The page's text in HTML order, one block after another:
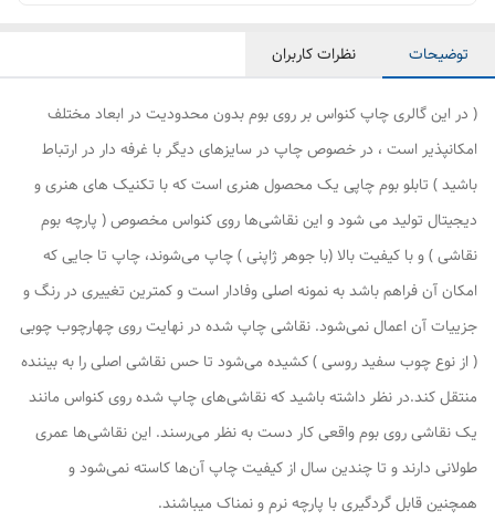
توضیحات نظرات کاربران
( در این گالری چاپ کنواس بر روی بوم بدون محدودیت در ابعاد مختلف
امکانپذیر است ، در خصوص چاپ در سایزهای دیگر با غرفه دار در ارتباط
باشید ) تابلو بوم چاپی یک محصول هنری است که با تکنیک های هنری و
دیجیتال تولید می شود و این نقاشی‌ها روی کنواس مخصوص ( پارچه بوم
نقاشی ) و با کیفیت بالا (با جوهر ژاپنی ) چاپ می‌شوند، چاپ تا جایی که
امکان آن فراهم باشد به نمونه اصلی وفادار است و کمترین تغییری در رنگ و
جزییات آن اعمال نمی‌شود. نقاشی چاپ شده در نهایت روی چهارچوب چوبی
( از نوع چوب سفید روسی ) کشیده می‌شود تا حس نقاشی اصلی را به بیننده
منتقل کند.در نظر داشته باشید که نقاشی‌های چاپ شده روی کنواس مانند
یک نقاشی روی بوم واقعی کار دست به نظر می‌رسند. این نقاشی‌ها عمری
طولانی دارند و تا چندین سال از کیفیت چاپ آن‌ها کاسته نمی‌شود و
همچنین قابل گردگیری با پارچه نرم و نمناک میباشند.